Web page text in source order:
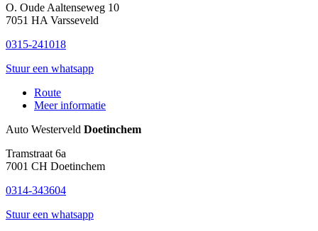
O. Oude Aaltenseweg 10
7051 HA Varsseveld
0315-241018
Stuur een whatsapp
Route
Meer informatie
Auto Westerveld Doetinchem
Tramstraat 6a
7001 CH Doetinchem
0314-343604
Stuur een whatsapp